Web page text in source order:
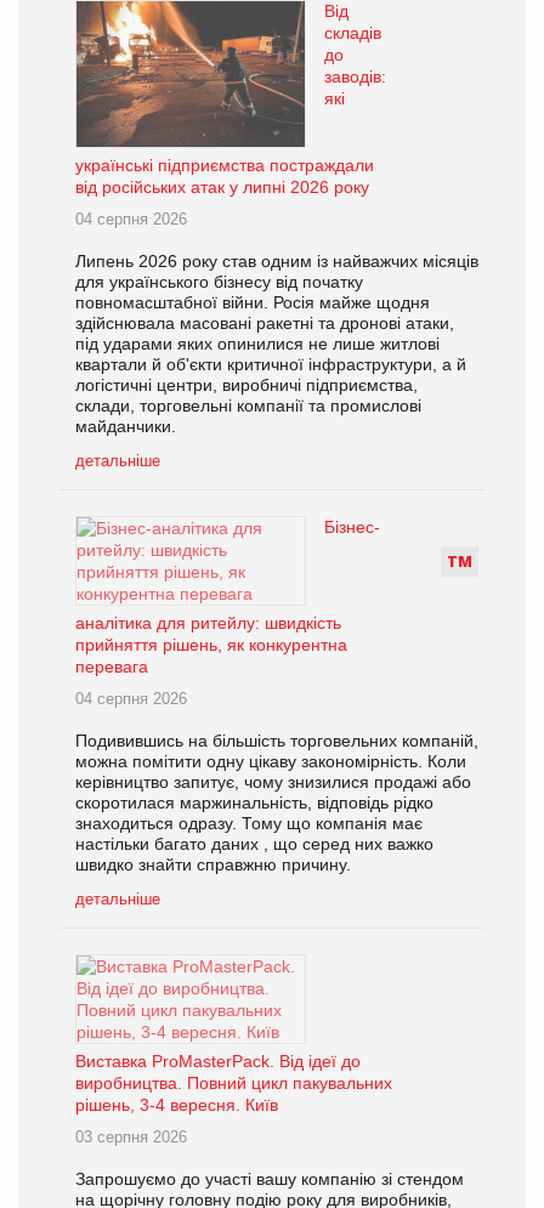
Від
складів
до
заводів:
які
українські підприємства постраждали
від російських атак у липні 2026 року
04 серпня 2026
Липень 2026 року став одним із найважчих місяців
для українського бізнесу від початку
повномасштабної війни. Росія майже щодня
здійснювала масовані ракетні та дронові атаки,
під ударами яких опинилися не лише житлові
квартали й об'єкти критичної інфраструктури, а й
логістичні центри, виробничі підприємства,
склади, торговельні компанії та промислові
майданчики.
детальніше
ТМ
Бізнес-
аналітика для ритейлу: швидкість
прийняття рішень, як конкурентна
перевага
04 серпня 2026
Подивившись на більшість торговельних компаній,
можна помітити одну цікаву закономірність. Коли
керівництво запитує, чому знизилися продажі або
скоротилася маржинальність, відповідь рідко
знаходиться одразу. Тому що компанія має
настільки багато даних , що серед них важко
швидко знайти справжню причину.
детальніше
Виставка ProMasterPack. Від ідеї до
виробництва. Повний цикл пакувальних
рішень, 3-4 вересня. Київ
03 серпня 2026
Запрошуємо до участі вашу компанію зі стендом
на щорічну головну подію року для виробників,